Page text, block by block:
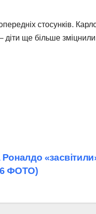
стосунків.
ще більше зміцнили
ФОТО)